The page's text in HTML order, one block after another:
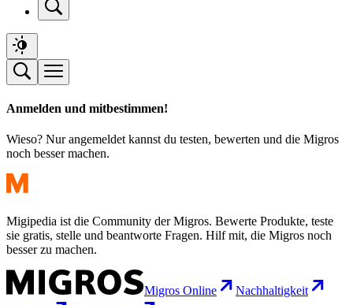
Anmelden und mitbestimmen!
Wieso? Nur angemeldet kannst du testen, bewerten und die Migros
noch besser machen.
Migipedia ist die Community der Migros. Bewerte Produkte, teste
sie gratis, stelle und beantworte Fragen. Hilf mit, die Migros noch
besser zu machen.
Migros Online
Nachhaltigkeit